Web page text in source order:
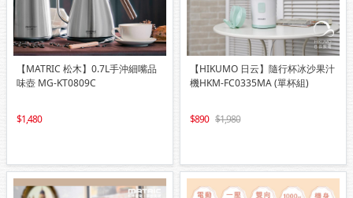
【MATRIC 松木】0.7L手沖細嘴品
味壺 MG-KT0809C
1,480
【HIKUMO 日云】隨行杯冰沙果汁
機HKM-FC0335MA (單杯組)
890 1,980